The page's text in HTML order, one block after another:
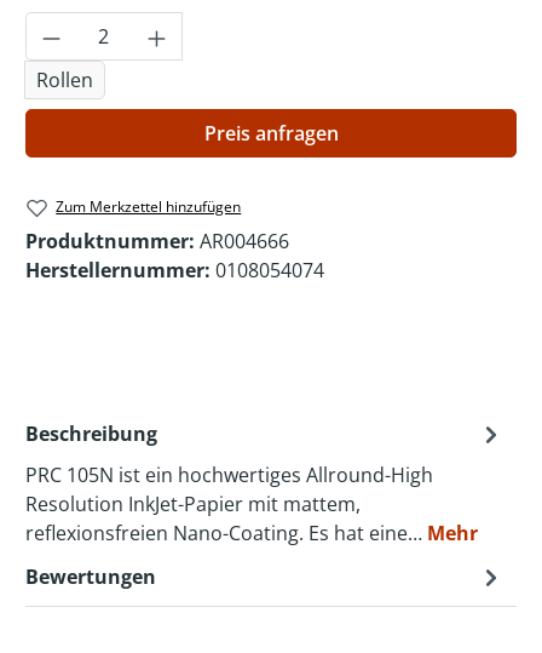
Produkt Anzahl: Gib den gewünschten
Rollen
Preis anfragen
Zum Merkzettel hinzufügen
Produktnummer: AR004666
Herstellernummer: 0108054074
Beschreibung
PRC 105N ist ein hochwertiges Allround-High
Resolution InkJet-Papier mit mattem,
reflexionsfreien Nano-Coating. Es hat eine… Mehr
Bewertungen